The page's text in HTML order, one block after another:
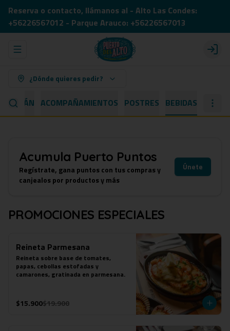
Reserva o contacto, llámanos al - Alto Las Condes:
+56226567012 - Parque Arauco: +56226567013
Abrir menu de navegación Login
¿Dónde quieres pedir?
ACOMPAÑAMIENTOS POSTRES BEBIDAS
Acumula Puerto Puntos
Regístrate, gana puntos con tus compras y
canjealos por productos y más
Únete
PROMOCIONES ESPECIALES
Reineta Parmesana
Reineta sobre base de tomates,
papas, cebollas estofadas y
camarones, gratinada en parmesana.
$15.900$19.900